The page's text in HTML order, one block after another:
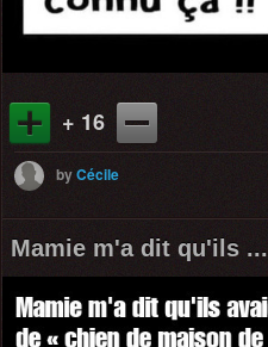
+ 16
byCécile
Mamie m'a dit qu'ils ...